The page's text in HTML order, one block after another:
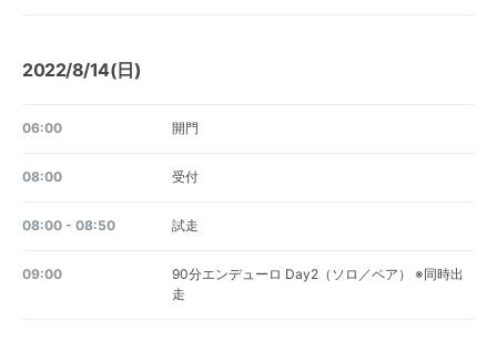
2022/8/14(日)
06:00 開門
08:00 受付
08:00 - 08:50 試走
09:00
90分エンデューロ Day2（ソロ／ペア） ※同時出
走